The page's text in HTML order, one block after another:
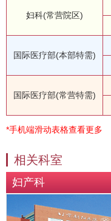
妇科(常营院区)
国际医疗部(本部特需)
国际医疗部(常营特需)
*手机端滑动表格查看更多
相关科室
妇产科